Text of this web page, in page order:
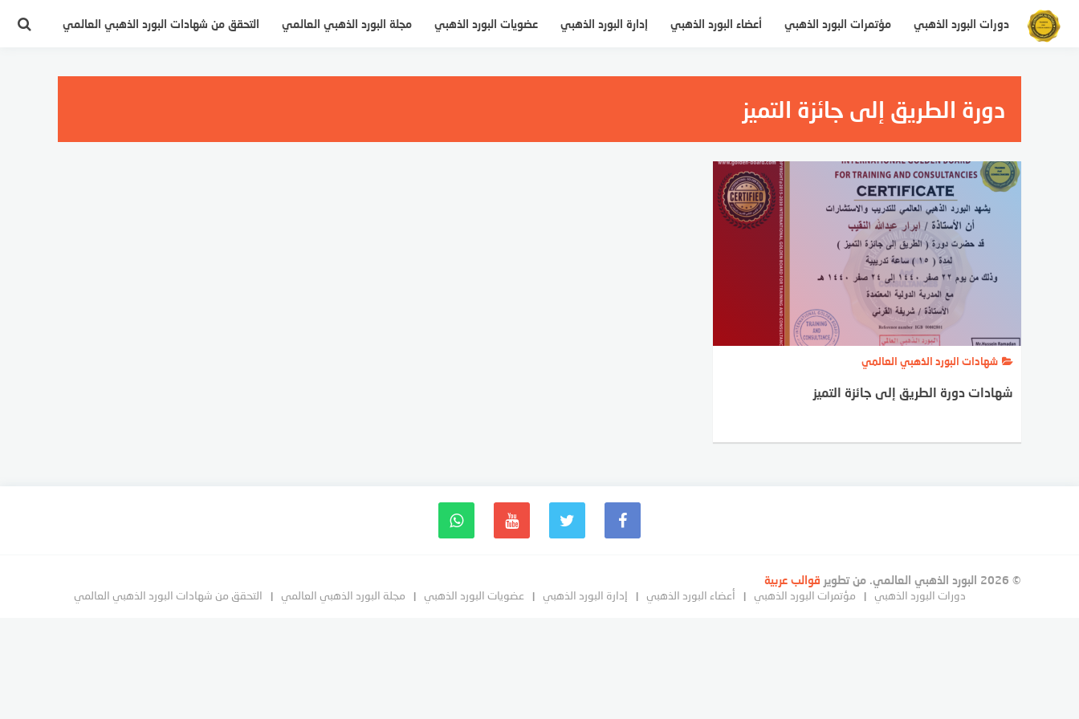
المحتوى
دورات البورد الذهبي مؤتمرات البورد الذهبي أعضاء البورد الذهبي إدارة البورد الذهبي عضويات البورد الذهبي مجلة البورد الذهبي العالمي التحقق من شهادات البورد الذهبي العالمي
دورة الطريق إلى جائزة التميز
شهادات البورد الذهبي العالمي
شهادات دورة الطريق إلى جائزة التميز
© 2026 البورد الذهبي العالمي. من تطوير
قوالب عربية
دورات البورد الذهبي
مؤتمرات البورد الذهبي أعضاء البورد الذهبي إدارة البورد الذهبي عضويات البورد الذهبي مجلة البورد الذهبي العالمي التحقق من شهادات البورد الذهبي العالمي